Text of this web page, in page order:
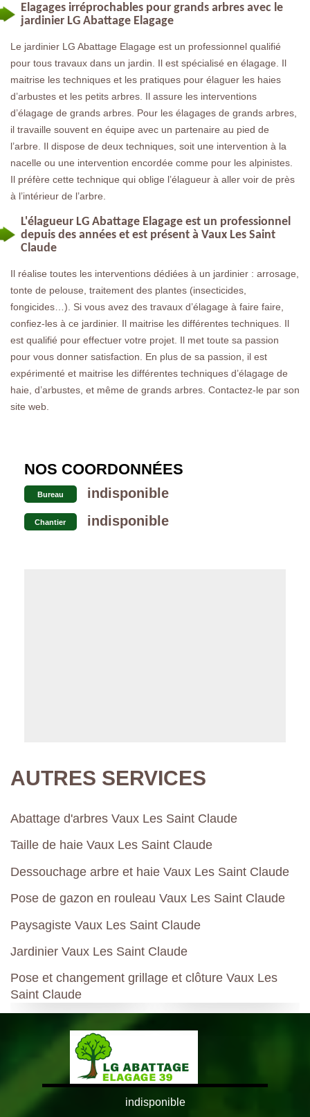
Elagages irréprochables pour grands arbres avec le
jardinier LG Abattage Elagage
Le jardinier LG Abattage Elagage est un professionnel qualifié
pour tous travaux dans un jardin. Il est spécialisé en élagage. Il
maitrise les techniques et les pratiques pour élaguer les haies
d’arbustes et les petits arbres. Il assure les interventions
d’élagage de grands arbres. Pour les élagages de grands arbres,
il travaille souvent en équipe avec un partenaire au pied de
l’arbre. Il dispose de deux techniques, soit une intervention à la
nacelle ou une intervention encordée comme pour les alpinistes.
Il préfère cette technique qui oblige l’élagueur à aller voir de près
à l’intérieur de l’arbre.
L'élagueur LG Abattage Elagage est un professionnel
depuis des années et est présent à Vaux Les Saint
Claude
Il réalise toutes les interventions dédiées à un jardinier : arrosage,
tonte de pelouse, traitement des plantes (insecticides,
fongicides…). Si vous avez des travaux d’élagage à faire faire,
confiez-les à ce jardinier. Il maitrise les différentes techniques. Il
est qualifié pour effectuer votre projet. Il met toute sa passion
pour vous donner satisfaction. En plus de sa passion, il est
expérimenté et maitrise les différentes techniques d’élagage de
haie, d’arbustes, et même de grands arbres. Contactez-le par son
site web.
NOS COORDONNÉES
Bureau indisponible
Chantier indisponible
AUTRES SERVICES
Abattage d'arbres Vaux Les Saint Claude
Taille de haie Vaux Les Saint Claude
Dessouchage arbre et haie Vaux Les Saint Claude
Pose de gazon en rouleau Vaux Les Saint Claude
Paysagiste Vaux Les Saint Claude
Jardinier Vaux Les Saint Claude
Pose et changement grillage et clôture Vaux Les
Saint Claude
indisponible